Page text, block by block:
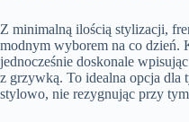
Z minimalną ilością stylizacji,
modnym wyborem na co dzień.
jednocześnie doskonale
z grzywką. To idealna opcja dla
stylowo, nie rezygnując przy